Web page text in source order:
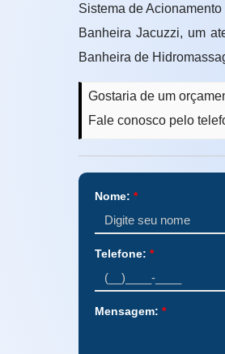
Sistema de
Banheira Jacuzzi, um
Banheira de
Gostaria de um
Fale conosco pelo
Nome:*
Telefone:*
Mensagem:*